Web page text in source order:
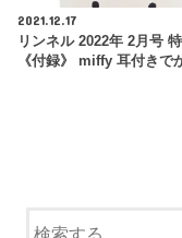
2021.12.17
リンネル 2022年 2月号
《付録》 miffy 耳付きで